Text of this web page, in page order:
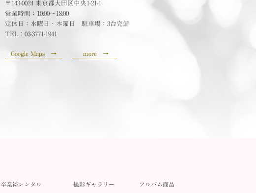
〒143-0024 東京都大田区中央1-21-1
営業時間：10:00〜18:00
定休日：水曜日・木曜日 駐車場：3台完備
TEL：03-3771-1941
Google Maps → more →
卒業袴レンタル 撮影ギャラリー アルバム商品